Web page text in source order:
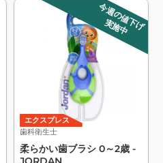
今週の値下げ
実施中
エクスプレス
歯科衛生士
柔らかい歯ブラシ 0～2歳 -